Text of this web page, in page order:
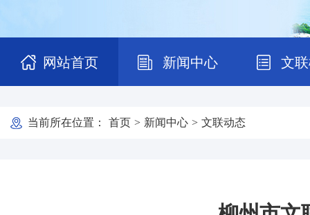
网站首页 新闻中心 文
当前所在位置： 首页 > 新闻中心 > 文联动态